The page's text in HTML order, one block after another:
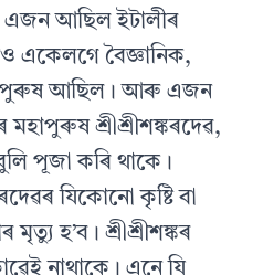
আছিল ইটালীৰ
একেলগে বৈজ্ঞানিক,
পুৰুষ আছিল। আৰু এজন
শ্ৰীশ্ৰীশঙ্কৰদেৱ,
পূজা কৰি থাকে।
যিকোনো কৃষ্টি বা
মৃত্যু হ’ব। শ্ৰীশ্ৰীশঙ্কৰ
নাথাকে। এনে যি